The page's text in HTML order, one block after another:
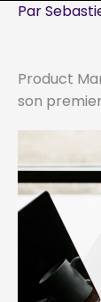
Par
Product
son